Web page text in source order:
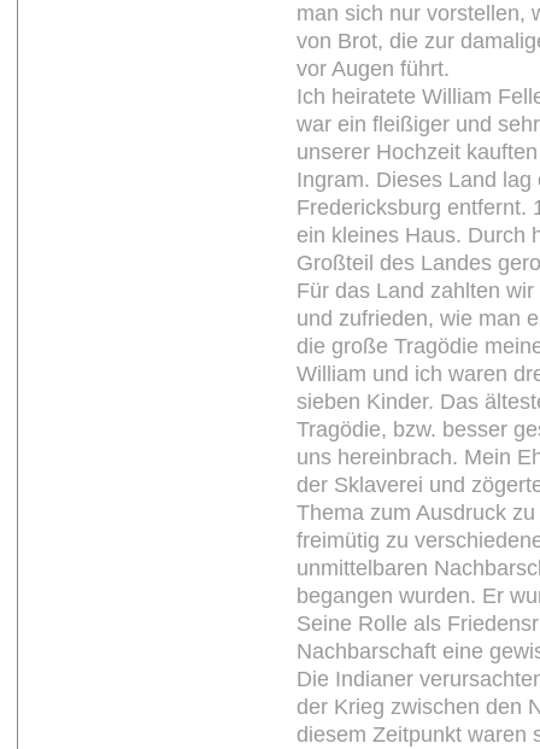
man sich nur vorstellen,
von Brot, die zur
vor Augen führt.
Ich heiratete William
war ein fleißiger und
unserer Hochzeit
Ingram. Dieses Land
Fredericksburg entfernt.
ein kleines Haus. Durch
Großteil des Landes
Für das Land zahlten
und zufrieden, wie man
die große Tragödie
William und ich waren
sieben Kinder. Das
Tragödie, bzw. besser
uns hereinbrach. Mein
der Sklaverei und
Thema zum Ausdruck
freimütig zu
unmittelbaren
begangen wurden. Er
Seine Rolle als
Nachbarschaft eine
Die Indianer
der Krieg zwischen den
diesem Zeitpunkt waren